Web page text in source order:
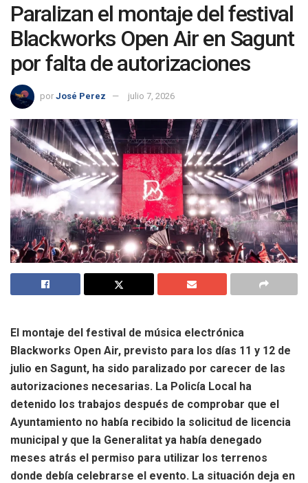
Paralizan el montaje del festival
Blackworks Open Air en Sagunt
por falta de autorizaciones
por José Perez julio 7, 2026
El montaje del festival de música electrónica
Blackworks Open Air, previsto para los días 11 y 12 de
julio en Sagunt, ha sido paralizado por carecer de las
autorizaciones necesarias. La Policía Local ha
detenido los trabajos después de comprobar que el
Ayuntamiento no había recibido la solicitud de licencia
municipal y que la Generalitat ya había denegado
meses atrás el permiso para utilizar los terrenos
donde debía celebrarse el evento. La situación deja en